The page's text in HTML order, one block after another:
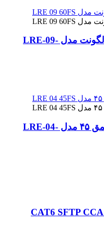
رک دیواری ۹ یونیت عمق ۶۰ الگونت مدل LRE-09-
رک دیواری الگونت ۴ یونیت عمق ۴۵ مدل LRE-04-